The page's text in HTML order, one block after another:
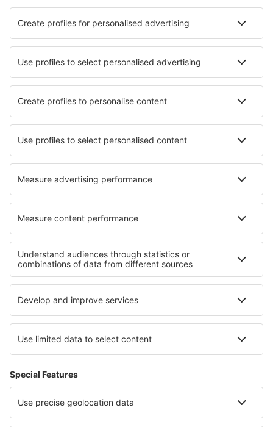
Cazare Fort Portal Cazare în Entebbe
Cazare în Arua Cazare Kihihi Cazare în Soroti
Cazare Wakiso Cazare în Gulu
Cele mai bune locuri de cazare - orașe
Cazare în Luynes Cazare în Agii Anargyroi
Cazare Caballar Cazare în Viken
Cazare în Gotene Cazare în Imsterberg
Cazare în Karatara Settlement Cazare în Nea Ankhialos
Cele mai bune locuri de cazare - regiuni
Cazare in Guvernoratul Sharqia Cazare in Tierra del Fuego
Cazare in Lake Constance Cazare in Kysuce